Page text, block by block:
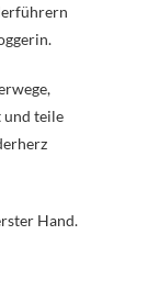
und teile
Hand.